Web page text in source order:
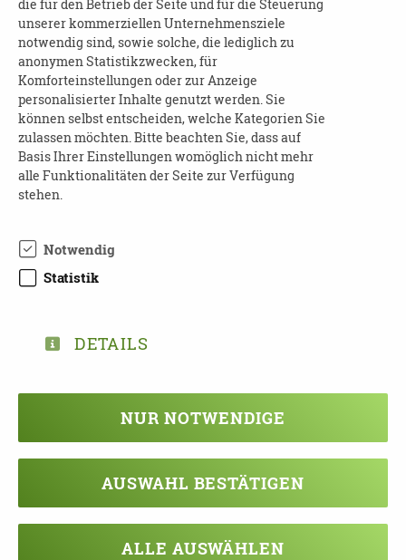
Kosten: frei
Anmeldungerforderlich:
Seminar für Demenz Buddies, mittwochs, 19:00
- 21:00 Uhr | Desideria
Ansprechpartnerinnen:
Anja Kälin
Tel.: +49 179 7865116
Christine Schönemann-Swetlik
Tel.: +49 170 4714074
Weitere Informationen
ZURÜCK ZUR ÜBERSICHT
die für den Betrieb der Seite und für die Steuerung
unserer kommerziellen Unternehmensziele
notwendig sind, sowie solche, die lediglich zu
anonymen Statistikzwecken, für
Komforteinstellungen oder zur Anzeige
personalisierter Inhalte genutzt werden. Sie
können selbst entscheiden, welche Kategorien Sie
zulassen möchten. Bitte beachten Sie, dass auf
Basis Ihrer Einstellungen womöglich nicht mehr
alle Funktionalitäten der Seite zur Verfügung
stehen.
Notwendig
Statistik
DETAILS
NUR NOTWENDIGE
AUSWAHL BESTÄTIGEN
ALLE AUSWÄHLEN